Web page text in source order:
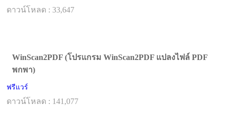
ดาวน์โหลด : 33,647
WinScan2PDF (โปรแกรม WinScan2PDF แปลงไฟล์ PDF
พกพา)
ฟรีแวร์
ดาวน์โหลด : 141,077